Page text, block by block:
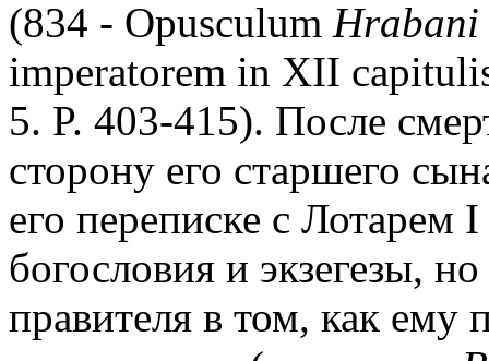
(834 - Opusculum
imperatorem in XII
5. P. 403-415). После
сторону его старшего
его переписке с Лотарем
богословия и экзегезы,
правителя в том, как ему